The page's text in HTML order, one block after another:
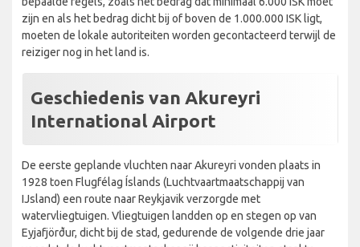
zijn en als het bedrag dicht bij of boven de 1.000.000 ISK ligt,
moeten de lokale autoriteiten worden gecontacteerd terwijl de
reiziger nog in het land is.
Geschiedenis van Akureyri
International Airport
De eerste geplande vluchten naar Akureyri vonden plaats in
1928 toen Flugfélag Íslands (Luchtvaartmaatschappij van
IJsland) een route naar Reykjavik verzorgde met
watervliegtuigen. Vliegtuigen landden op en stegen op van
Eyjafjörður, dicht bij de stad, gedurende de volgende drie jaar